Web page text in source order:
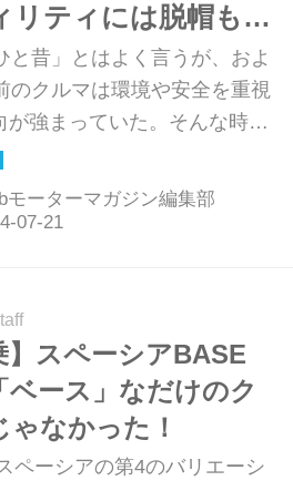
リティには脱帽もの
と昔」とはよく言うが、およ
のクルマは環境や安全を重視
が強まっていた。そんな時代
モデル試乗記を当時の記事と
介していこう。今回は、ホン
ス+だ。
モーターマガジン編集部
】スペーシアBASE
ベース」なだけのク
ゃなかった！
ペーシアの第4のバリエーシ